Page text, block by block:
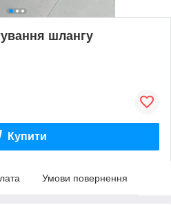
шлангу
Купити
Умови повернення